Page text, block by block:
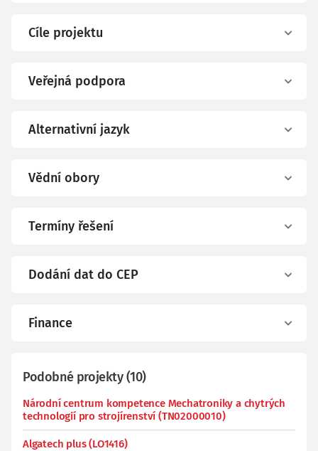
Cíle projektu
Veřejná podpora
Alternativní jazyk
Vědní obory
Termíny řešení
Dodání dat do CEP
Finance
Podobné projekty(10)
Národní centrum kompetence Mechatroniky a chytrých
technologií pro strojírenství (TN02000010)
Algatech plus (LO1416)